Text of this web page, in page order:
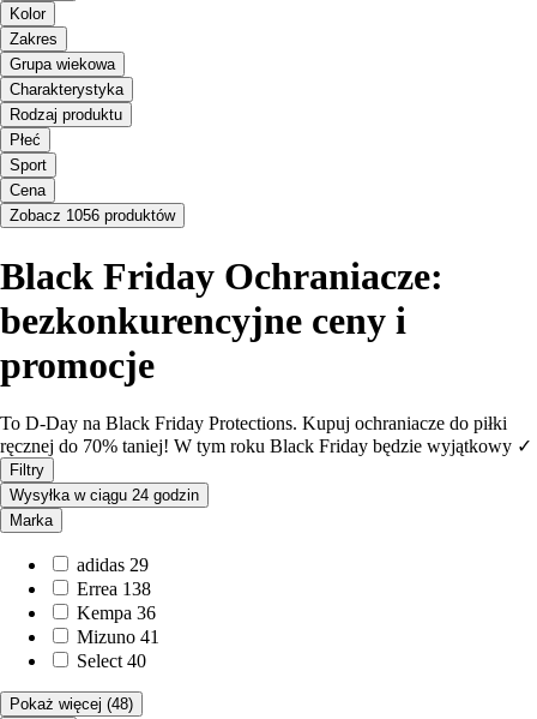
Kolor
Zakres
Grupa wiekowa
Charakterystyka
Rodzaj produktu
Płeć
Sport
Cena
Zobacz 1056 produktów
Black Friday Ochraniacze:
bezkonkurencyjne ceny i
promocje
To D-Day na Black Friday Protections. Kupuj ochraniacze do piłki
ręcznej do 70% taniej! W tym roku Black Friday będzie wyjątkowy ✓
Filtry
Wysyłka w ciągu 24 godzin
Marka
adidas 29
Errea 138
Kempa 36
Mizuno 41
Select 40
Pokaż więcej (48)